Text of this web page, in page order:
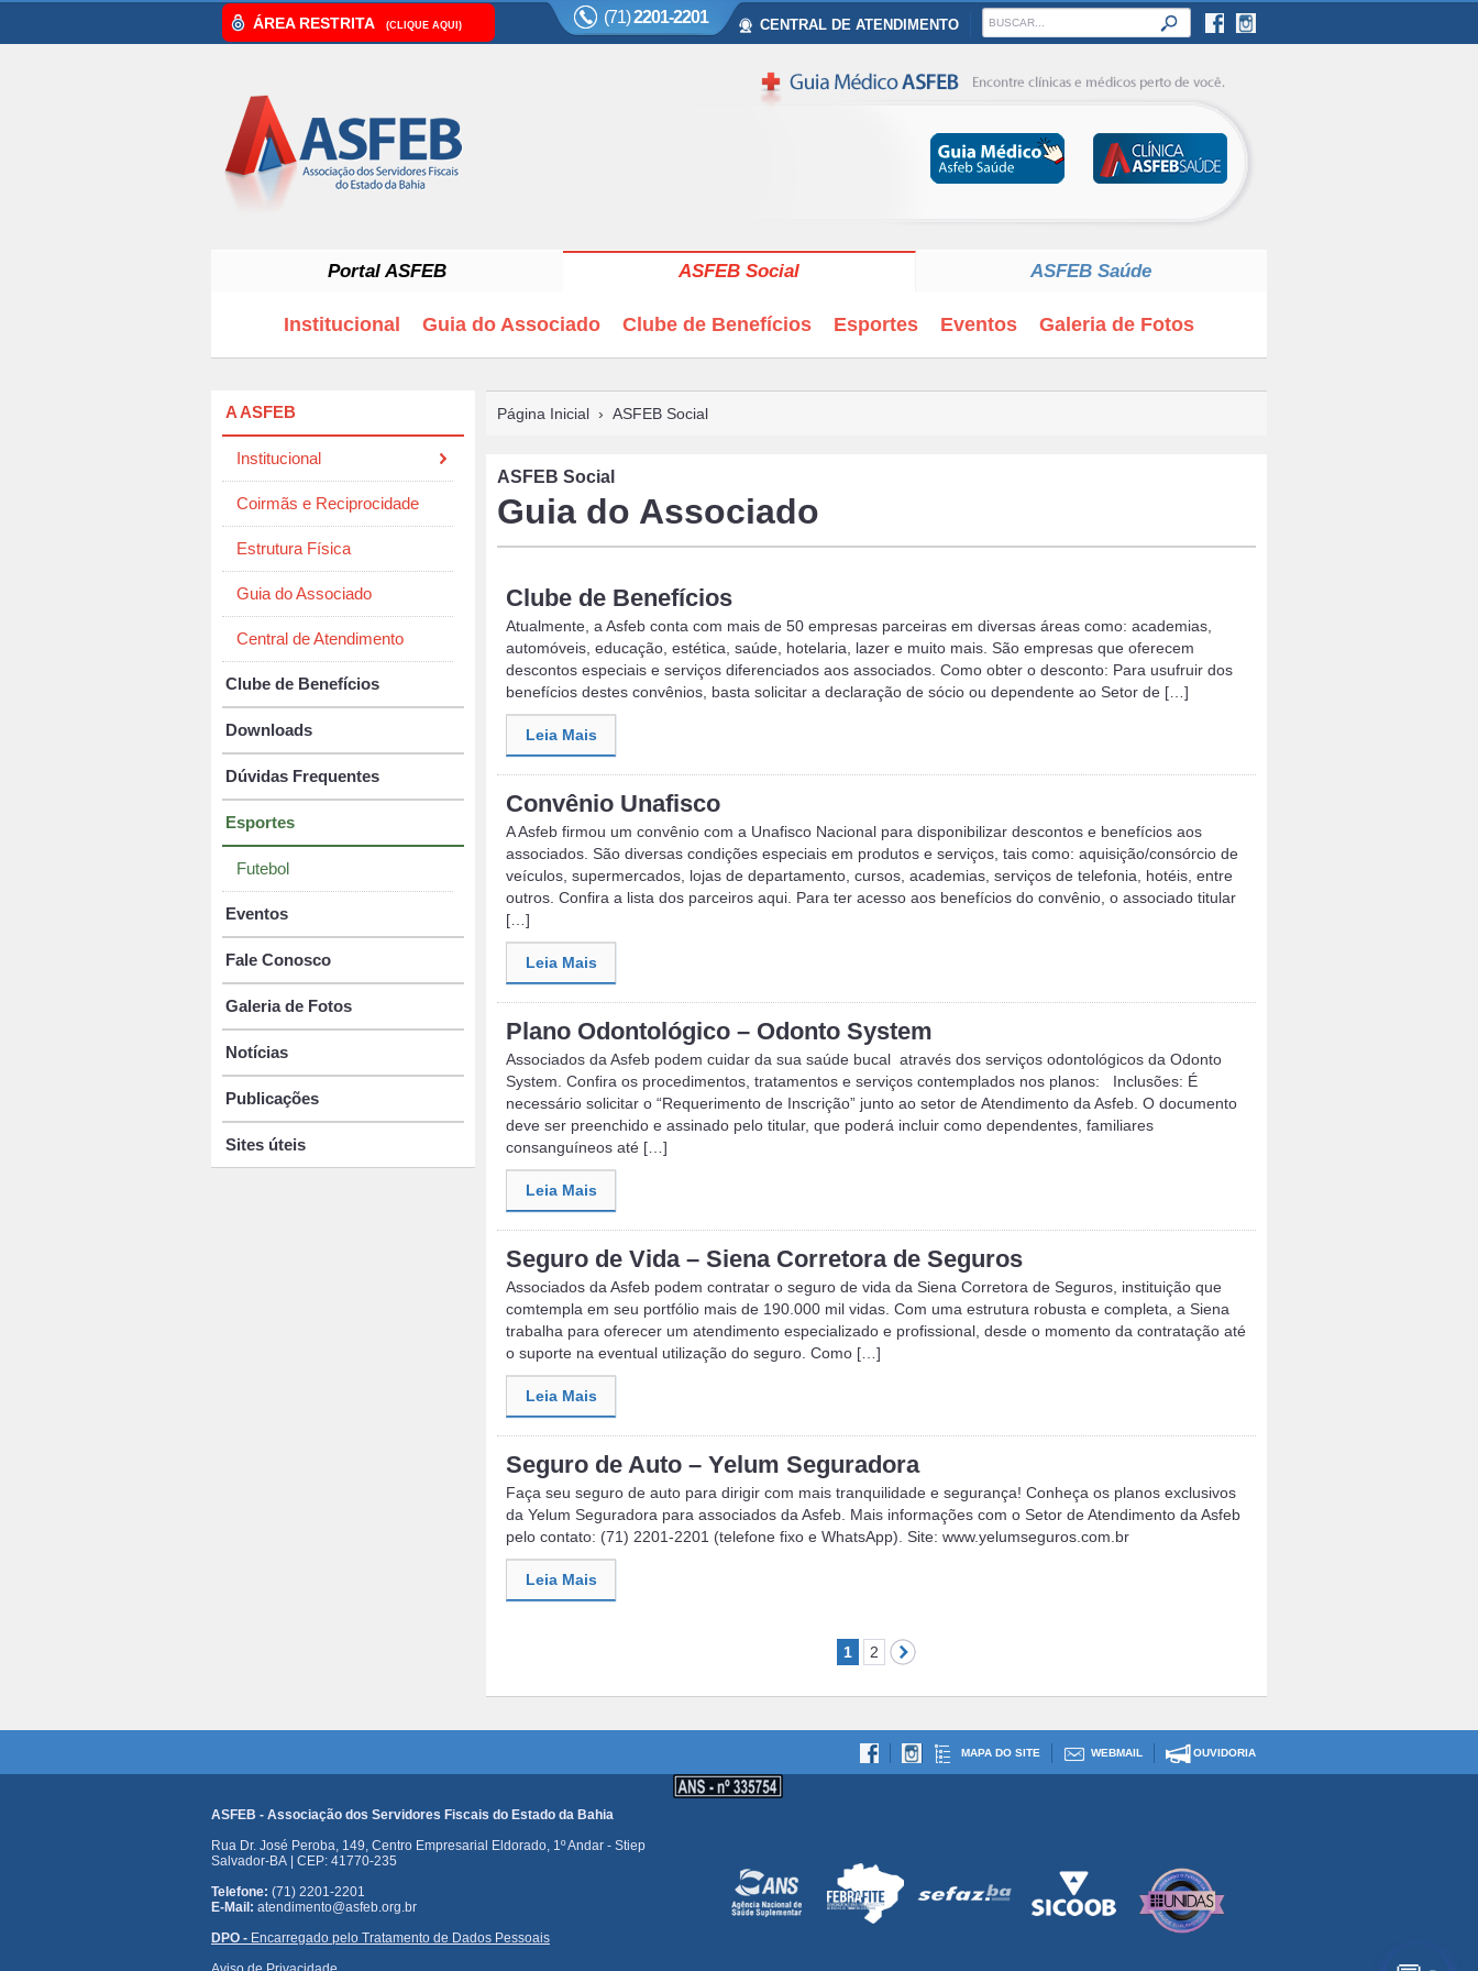
ÁREA RESTRITA (CLIQUE AQUI) (71)2201-2201 CENTRAL DE ATENDIMENTO
Portal ASFEB ASFEB Social ASFEB Saúde
Institucional Guia do Associado Clube de Benefícios Esportes Eventos Galeria de Fotos
A ASFEB
Institucional
Coirmãs e Reciprocidade
Estrutura Física
Guia do Associado
Central de Atendimento
Clube de Benefícios
Downloads
Dúvidas Frequentes
Esportes
Futebol
Eventos
Fale Conosco
Galeria de Fotos
Notícias
Publicações
Sites úteis
Página Inicial › ASFEB Social
ASFEB Social
Guia do Associado
Clube de Benefícios
Atualmente, a Asfeb conta com mais de 50 empresas parceiras em diversas áreas como: academias,
automóveis, educação, estética, saúde, hotelaria, lazer e muito mais. São empresas que oferecem
descontos especiais e serviços diferenciados aos associados. Como obter o desconto: Para usufruir dos
benefícios destes convênios, basta solicitar a declaração de sócio ou dependente ao Setor de […]
Leia Mais
Convênio Unafisco
A Asfeb firmou um convênio com a Unafisco Nacional para disponibilizar descontos e benefícios aos
associados. São diversas condições especiais em produtos e serviços, tais como: aquisição/consórcio de
veículos, supermercados, lojas de departamento, cursos, academias, serviços de telefonia, hotéis, entre
outros. Confira a lista dos parceiros aqui. Para ter acesso aos benefícios do convênio, o associado titular
[…]
Leia Mais
Plano Odontológico – Odonto System
Associados da Asfeb podem cuidar da sua saúde bucal através dos serviços odontológicos da Odonto
System. Confira os procedimentos, tratamentos e serviços contemplados nos planos: Inclusões: É
necessário solicitar o “Requerimento de Inscrição” junto ao setor de Atendimento da Asfeb. O documento
deve ser preenchido e assinado pelo titular, que poderá incluir como dependentes, familiares
consanguíneos até […]
Leia Mais
Seguro de Vida – Siena Corretora de Seguros
Associados da Asfeb podem contratar o seguro de vida da Siena Corretora de Seguros, instituição que
comtempla em seu portfólio mais de 190.000 mil vidas. Com uma estrutura robusta e completa, a Siena
trabalha para oferecer um atendimento especializado e profissional, desde o momento da contratação até
o suporte na eventual utilização do seguro. Como […]
Leia Mais
Seguro de Auto – Yelum Seguradora
Faça seu seguro de auto para dirigir com mais tranquilidade e segurança! Conheça os planos exclusivos
da Yelum Seguradora para associados da Asfeb. Mais informações com o Setor de Atendimento da Asfeb
pelo contato: (71) 2201-2201 (telefone fixo e WhatsApp). Site: www.yelumseguros.com.br
Leia Mais
1 2
OUVIDORIA
WEBMAIL
MAPA DO SITE
ASFEB - Associação dos Servidores Fiscais do Estado da Bahia
Rua Dr. José Peroba, 149, Centro Empresarial Eldorado, 1º Andar - Stiep
Salvador-BA | CEP: 41770-235
Telefone: (71) 2201-2201
E-Mail: atendimento@asfeb.org.br
DPO - Encarregado pelo Tratamento de Dados Pessoais